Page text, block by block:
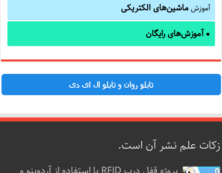
آموزشماشین‌های الکتریکی
● آموزش‌های رایگان
تابلو روان و تابلو ال ای دی
زکات علم نشر آن است.